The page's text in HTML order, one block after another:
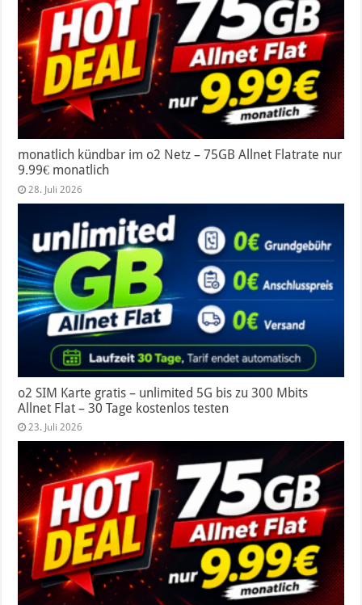
monatlich kündbar im o2 Netz – 75GB Allnet Flatrate nur
9.99€ monatlich
28. Juli 2026
o2 SIM Karte gratis – unlimited 5G bis zu 300 Mbits
Allnet Flat – 30 Tage kostenlos testen
23. Juli 2026